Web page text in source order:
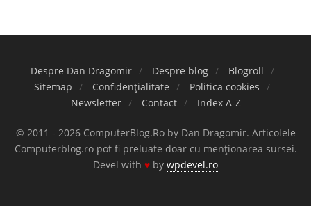
Despre Dan Dragomir Despre blog
Blogroll
Sitemap
Confidențialitate
Politica cookies
Newsletter
Contact Index A-Z
© 2011 - 2026 ComputerBlog.Ro by Dan Dragomir. Articolele
Computerblog.ro pot fi preluate doar cu menționarea sursei.
Devel with ♥ by wpdevel.ro